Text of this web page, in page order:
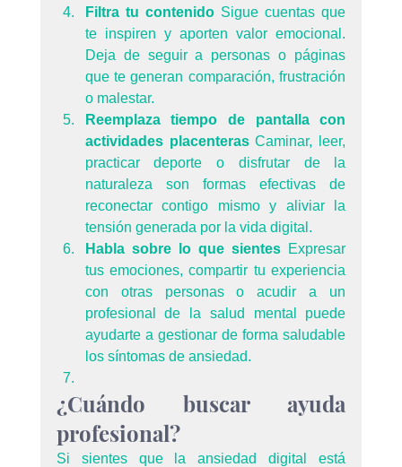
Filtra tu contenido Sigue cuentas que
te inspiren y aporten valor emocional.
Deja de seguir a personas o páginas
que te generan comparación, frustración
o malestar.
Reemplaza tiempo de pantalla con
actividades placenteras Caminar, leer,
practicar deporte o disfrutar de la
naturaleza son formas efectivas de
reconectar contigo mismo y aliviar la
tensión generada por la vida digital.
Habla sobre lo que sientes Expresar
tus emociones, compartir tu experiencia
con otras personas o acudir a un
profesional de la salud mental puede
ayudarte a gestionar de forma saludable
los síntomas de ansiedad.
¿Cuándo buscar ayuda
profesional?
Si sientes que la ansiedad digital está